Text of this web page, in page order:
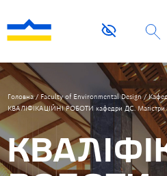
Головна/ Faculty of Environmental Design/
КВАЛІФІКАЦІЙНІ РОБОТИ кафедри ДС. Магістри